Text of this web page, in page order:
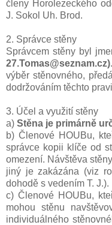
členy Horolezeckého
J. Sokol Uh. Brod.
2. Správce stěny
Správcem stěny byl
27.Tomas@seznam.cz)
výběr stěnovného,
dodržováním těchto
3. Účel a využití stěny
a) Stěna je primárně
b) Členové HOUBu,
správce kopii klíče od
omezení. Návštěva
jiný je zakázána (viz
dohodě s vedením T. J.).
c) Členové HOUBu,
mohou stěnu
individuálného